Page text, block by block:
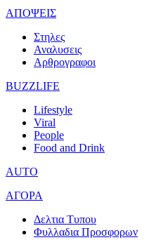
ΑΠΟΨΕΙΣ
Στηλες
Αναλυσεις
Αρθρογραφοι
BUZZLIFE
Lifestyle
Viral
People
Food and Drink
AUTO
ΑΓΟΡΑ
Δελτια Τυπου
Φυλλαδια Προσφορων